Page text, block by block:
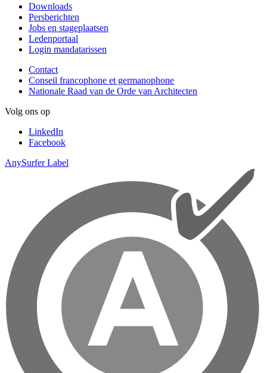
Downloads
Persberichten
Jobs en stageplaatsen
Ledenportaal
Login mandatarissen
Contact
Conseil francophone et germanophone
Nationale Raad van de Orde van Architecten
Volg ons op
LinkedIn
Facebook
AnySurfer Label